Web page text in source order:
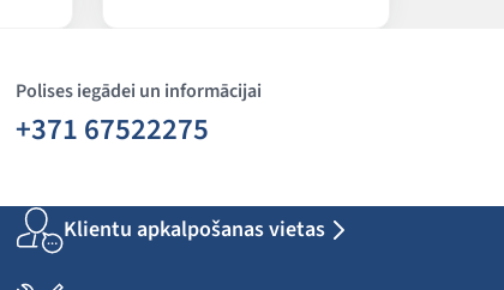
Polises iegādei un informācijai
+371 67522275
Klientu apkalpošanas vietas